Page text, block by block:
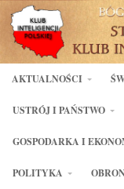
AKTUALNOŚCI
USTRÓJ I PAŃSTWO
GOSPODARKA I
POLITYKA